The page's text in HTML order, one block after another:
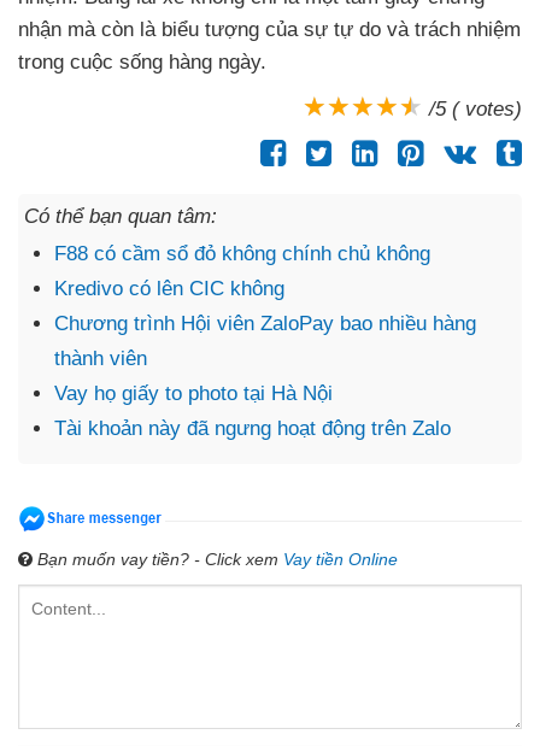
nhận mà còn là biểu tượng của sự tự do và trách nhiệm
trong cuộc sống hàng ngày.
/5 ( votes)
Có thể bạn quan tâm:
F88 có cầm sổ đỏ không chính chủ không
Kredivo có lên CIC không
Chương trình Hội viên ZaloPay bao nhiều hàng
thành viên
Vay họ giấy to photo tại Hà Nội
Tài khoản này đã ngưng hoạt động trên Zalo
Bạn muốn vay tiền? - Click xem Vay tiền Online